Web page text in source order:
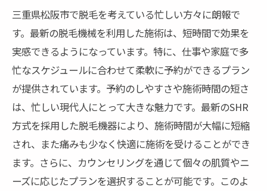
三重県松阪市で脱毛を考えている忙しい方々に朗報で
す。最新の脱毛機械を利用した施術は、短時間で効果を
実感できるようになっています。特に、仕事や家庭で多
忙なスケジュールに合わせて柔軟に予約ができるプラン
が提供されています。予約のしやすさや施術時間の短さ
は、忙しい現代人にとって大きな魅力です。最新のSHR
方式を採用した脱毛機器により、施術時間が大幅に短縮
され、また痛みも少なく快適に施術を受けることができ
ます。さらに、カウンセリングを通じて個々の肌質やニ
ーズに応じたプランを選択することが可能です。このよ